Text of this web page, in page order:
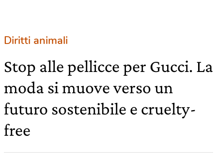
Diritti animali
Stop alle pellicce per Gucci. La
moda si muove verso un
futuro sostenibile e cruelty-
free